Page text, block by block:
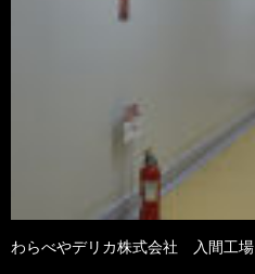
わらべやデリカ株式会社 入間工場